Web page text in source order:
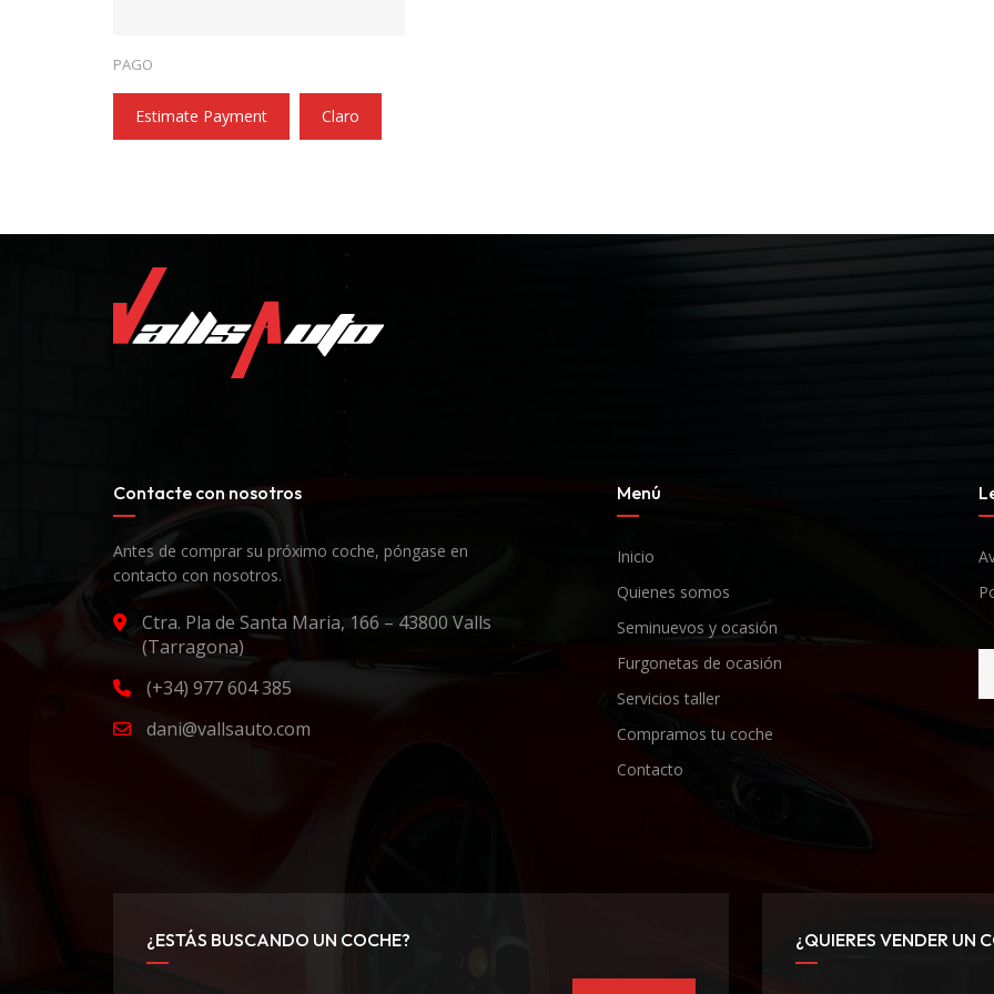
PAGO
Estimate Payment Claro
Contacte con nosotros
Antes de comprar su próximo coche, póngase en
contacto con nosotros.
Ctra. Pla de Santa Maria, 166 – 43800 Valls
(Tarragona)
(+34) 977 604 385
dani@vallsauto.com
Menú
Inicio
Quienes somos
Seminuevos y ocasión
Furgonetas de ocasión
Servicios taller
Compramos tu coche
Contacto
¿ESTÁS BUSCANDO UN COCHE? ¿QUIERES VENDER UN